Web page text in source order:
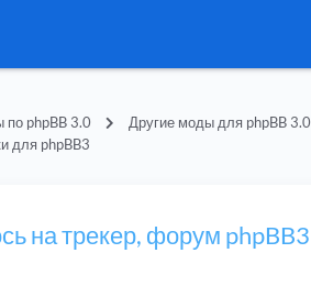
phpBB 3.0
Другие моды для phpBB 3.0
для phpBB3
на трекер, форум phpBB3